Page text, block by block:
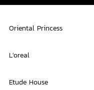
Oriental Princess
L'oreal
Etude House